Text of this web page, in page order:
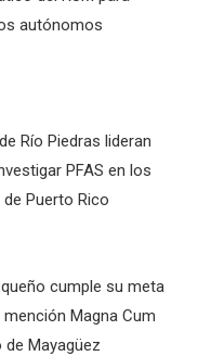
autónomos
Río Piedras lideran
PFAS en los
Puerto Rico
cumple su meta
Magna Cum
de Mayagüez